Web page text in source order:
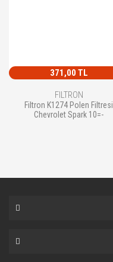
371,00 TL
FILTRON
Filtron K1274 Polen Filtresi
Chevrolet Spark 10=-